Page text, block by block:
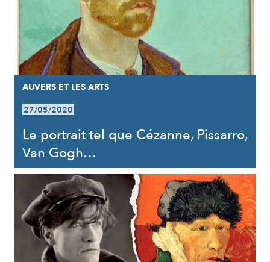
AUVERS ET LES ARTS
27/05/2020
Le portrait tel que Cézanne, Pissarro,
Van Gogh…